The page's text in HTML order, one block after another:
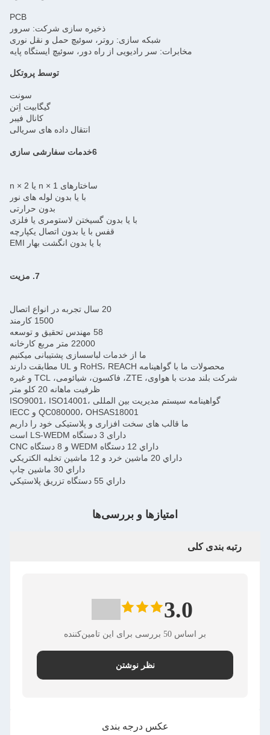
PCB
ذخیره سازی شرکت: سرور
شبکه سازی: روتر، سوئیچ حمل و نقل نوری
مخابرات: سر رادیویی از راه دور، سوئیچ ایستگاه پایه
توسط پروتکل
سونت
گیگابیت اِتن
کانال فیبر
انتقال داده های سریالی
6خدمات سفارشی سازی
ساختارهای 1 × n یا 2 × n
با یا بدون لوله های نور
بدون حرارتی
با یا بدون گسیختن لاستومری یا فلزی
قفس با یا بدون اتصال یکپارچه
با یا بدون انگشت بهار EMI
7. مزیت
20 سال تجربه در انواع اتصال
1500 کارمند
58 مهندس تحقیق و توسعه
22000 متر مربع کارخانه
ما از خدمات لباسسازی پشتیبانی میکنیم
محصولات ما با گواهینامه RoHS، REACH و UL مطابقت دارند
شرکت بلند مدت با هواوی، ZTE، فاکسون، شیائومی، TCL و غیره
ظرفیت ماهانه 20 کلو متر
گواهینامه سیستم مدیریت بین المللی ISO9001، ISO14001،
QC080000، OHSAS18001 و IECC
ما قالب های سخت افزاری و پلاستیکی خود را داریم
دارای 3 دستگاه LS-WEDM است
داراي 12 دستگاه WEDM و 8 دستگاه CNC
داراي 20 ماشين خرد و 12 ماشين تخليه الکتريکي
داراي 30 ماشين چاپ
داراي 55 دستگاه تزريق پلاستيکي
امتیازها و بررسی‌ها
رتبه بندی کلی
3.0
بر اساس 50 بررسی برای این تامین‌کننده
نظر نوشتن
عکس درجه بندی